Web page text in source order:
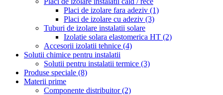
Placi de izolare fara adeziv (1)
Placi de izolare cu adeziv (3)
Tuburi de izolare instalatii solare
Izolatie solara elastomerica HT (2)
Accesorii izolatii tehnice (4)
Solutii chimice pentru instalatii
Solutii pentru instalatii termice (3)
Produse speciale (8)
Materii prime
Componente distribuitor(2)